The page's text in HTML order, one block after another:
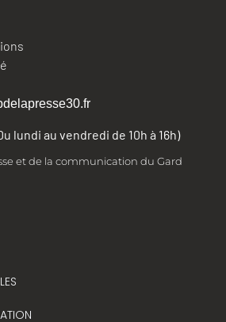
lundi au vendredi de 10h à 16h)
et de la communication du Gard